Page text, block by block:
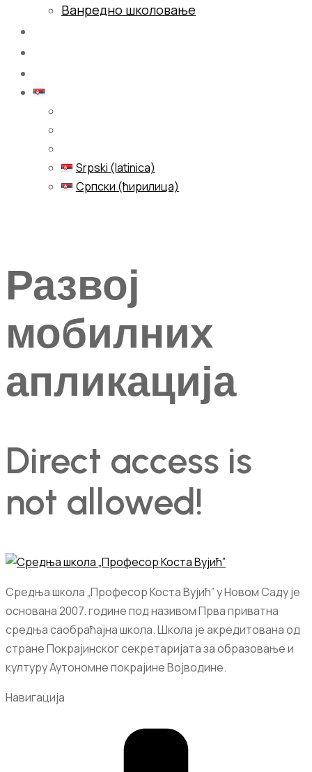
Ванредно школовање
Srpski (latinica)
Српски (ћирилица)
Развој
мобилних
апликација
Direct access is
not allowed!
Средња школа „Професор Коста Вујић” у Новом Саду је
основана 2007. године под називом Прва приватна
средња саобраћајна школа. Школа је акредитована од
стране Покрајинског секретаријата за образовање и
културу Аутономне покрајине Војводине.
Навигација